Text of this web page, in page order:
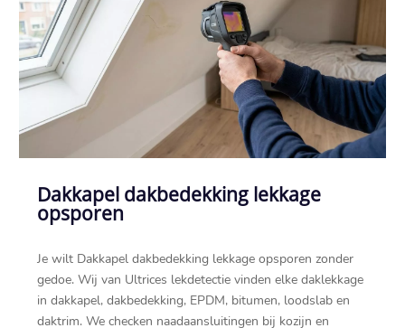
Dakkapel dakbedekking lekkage
opsporen
Je wilt Dakkapel dakbedekking lekkage opsporen zonder
gedoe.​ Wij van Ultrices lekdetectie vinden elke daklekkage
in dakkapel, dakbedekking, EPDM, bitumen, loodslab en
daktrim.​ We checken naadaansluitingen bij kozijn en